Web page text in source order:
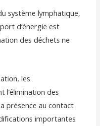
système lymphatique,
d’énergie est
des déchets ne
les
l’élimination des
présence au contact
importantes